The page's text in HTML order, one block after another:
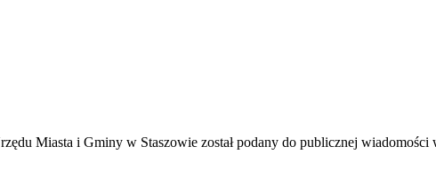
Miasta i Gminy w Staszowie został podany do publicznej